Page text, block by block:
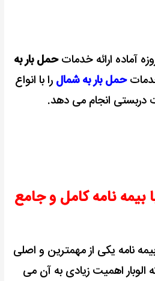
آماده ارائه خدماتحمل بار به
حمل بار به شمال را با انواع
دربستی انجام می دهد.
بیمه نامه کامل و جامع
نامه یکی از مهمترین و اصلی
الوبار اهمیت زیادی به آن می